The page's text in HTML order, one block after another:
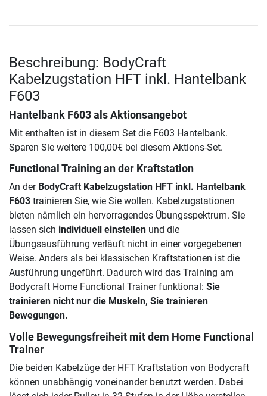
Beschreibung: BodyCraft
Kabelzugstation HFT inkl. Hantelbank
F603
Hantelbank F603 als Aktionsangebot
Mit enthalten ist in diesem Set die F603 Hantelbank.
Sparen Sie weitere 100,00€ bei diesem Aktions-Set.
Functional Training an der Kraftstation
An der BodyCraft Kabelzugstation HFT inkl. Hantelbank
F603 trainieren Sie, wie Sie wollen. Kabelzugstationen
bieten nämlich ein hervorragendes Übungsspektrum. Sie
lassen sich individuell einstellen und die
Übungsausführung verläuft nicht in einer vorgegebenen
Weise. Anders als bei klassischen Kraftstationen ist die
Ausführung ungeführt. Dadurch wird das Training am
Bodycraft Home Functional Trainer funktional: Sie
trainieren nicht nur die Muskeln, Sie trainieren
Bewegungen.
Volle Bewegungsfreiheit mit dem Home Functional
Trainer
Die beiden Kabelzüge der HFT Kraftstation von Bodycraft
können unabhängig voneinander benutzt werden. Dabei